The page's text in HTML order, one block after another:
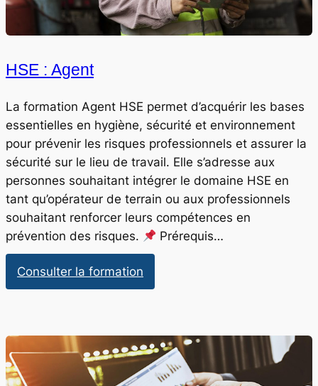
HSE : Agent
La formation Agent HSE permet d’acquérir les bases
essentielles en hygiène, sécurité et environnement
pour prévenir les risques professionnels et assurer la
sécurité sur le lieu de travail. Elle s’adresse aux
personnes souhaitant intégrer le domaine HSE en
tant qu’opérateur de terrain ou aux professionnels
souhaitant renforcer leurs compétences en
prévention des risques.
Prérequis…
Consulter la formation
HSE